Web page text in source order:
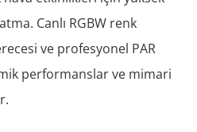
Canlı RGBW renk
ve profesyonel PAR
performanslar ve mimari